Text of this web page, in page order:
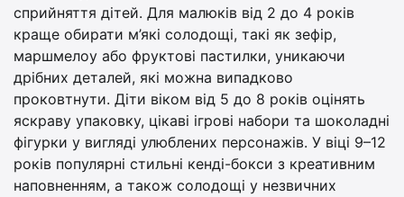
сприйняття дітей. Для малюків від 2 до 4 років
краще обирати м’які солодощі, такі як зефір,
маршмелоу або фруктові пастилки, уникаючи
дрібних деталей, які можна випадково
проковтнути. Діти віком від 5 до 8 років оцінять
яскраву упаковку, цікаві ігрові набори та шоколадні
фігурки у вигляді улюблених персонажів. У віці 9–12
років популярні стильні кенді-бокси з креативним
наповненням, а також солодощі у незвичних